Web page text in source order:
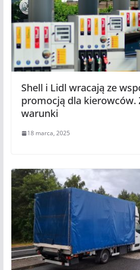
Shell i Lidl wracają ze
promocją dla kierowców.
warunki
18 marca, 2025